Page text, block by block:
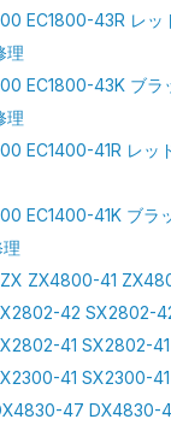
EC1800-43R レッ
理
EC1800-43K ブラ
理
EC1400-41R レッ
EC1400-41K ブラ
ZX4800-41
42 SX2802-
41 SX2802-
41 SX2300-
47 DX4830-